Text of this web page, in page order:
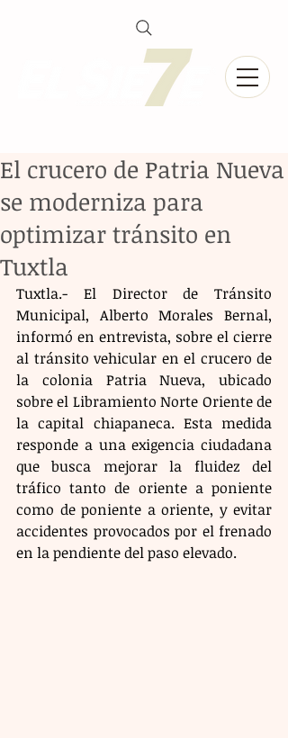
El crucero de Patria Nueva
se moderniza para
optimizar tránsito en
Tuxtla
Tuxtla.- El Director de Tránsito
Municipal, Alberto Morales Bernal,
informó en entrevista, sobre el cierre
al tránsito vehicular en el crucero de
la colonia Patria Nueva, ubicado
sobre el Libramiento Norte Oriente de
la capital chiapaneca. Esta medida
responde a una exigencia ciudadana
que busca mejorar la fluidez del
tráfico tanto de oriente a poniente
como de poniente a oriente, y evitar
accidentes provocados por el frenado
en la pendiente del paso elevado.